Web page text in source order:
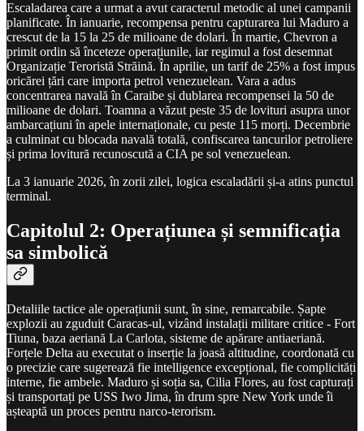
Escaladarea care a urmat a avut caracterul metodic al unei campanii
planificate. În ianuarie, recompensa pentru capturarea lui Maduro a
crescut de la 15 la 25 de milioane de dolari. În martie, Chevron a
primit ordin să înceteze operațiunile, iar regimul a fost desemnat
Organizație Teroristă Străină. În aprilie, un tarif de 25% a fost impus
oricărei țări care importa petrol venezuelean. Vara a adus
concentrarea navală în Caraibe și dublarea recompensei la 50 de
milioane de dolari. Toamna a văzut peste 35 de lovituri asupra unor
ambarcațiuni în apele internaționale, cu peste 115 morți. Decembrie
a culminat cu blocada navală totală, confiscarea tancurilor petroliere
și prima lovitură recunoscută a CIA pe sol venezuelean.
La 3 ianuarie 2026, în zorii zilei, logica escaladării și-a atins punctul
terminal.
Capitolul 2: Operațiunea și semnificația
sa simbolică
Detaliile tactice ale operațiunii sunt, în sine, remarcabile. Șapte
explozii au zguduit Caracas-ul, vizând instalații militare critice - Fort
Tiuna, baza aeriană La Carlota, sisteme de apărare antiaeriană.
Forțele Delta au executat o inserție la joasă altitudine, coordonată cu
o precizie care sugerează fie intelligence excepțional, fie complicități
interne, fie ambele. Maduro și soția sa, Cilia Flores, au fost capturați
și transportați pe USS Iwo Jima, în drum spre New York unde îi
așteaptă un proces pentru narco-terorism.